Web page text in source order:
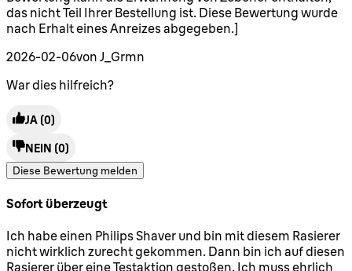
das nicht Teil Ihrer Bestellung ist. Diese Bewertung wurde
nach Erhalt eines Anreizes abgegeben.]
2026-02-06von J_Grmn
War dies hilfreich?
JA (0)
NEIN (0)
Diese Bewertung melden
Sofort überzeugt
5 Sterne von maximal 5
Ich habe einen Philips Shaver und bin mit diesem Rasierer
nicht wirklich zurecht gekommen. Dann bin ich auf diesen
Rasierer über eine Testaktion gestoßen. Ich muss ehrlich